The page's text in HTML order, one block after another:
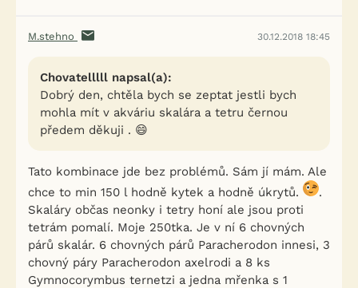
M.stehno 30.12.2018 18:45
Chovatelllll napsal(a):
Dobrý den, chtěla bych se zeptat jestli bych
mohla mít v akváriu skalára a tetru černou
předem děkuji . 😄
Tato kombinace jde bez problémů. Sám jí mám. Ale
chce to min 150 l hodně kytek a hodně úkrytů.
.
Skaláry občas neonky i tetry honí ale jsou proti
tetrám pomalí. Moje 250tka. Je v ní 6 chovných
párů skalár. 6 chovných párů Paracherodon innesi, 3
chovný páry Paracherodon axelrodi a 8 ks
Gymnocorymbus ternetzi a jedna mřenka s 1